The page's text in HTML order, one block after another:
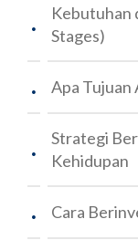
.
Kebutuhan
Stages)
. Apa Tujuan
.
Strategi
Kehidupan
. Cara